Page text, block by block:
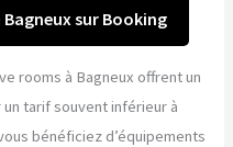
sur Booking
rooms à Bagneux offrent un
un tarif souvent inférieur à
bénéficiez d’équipements